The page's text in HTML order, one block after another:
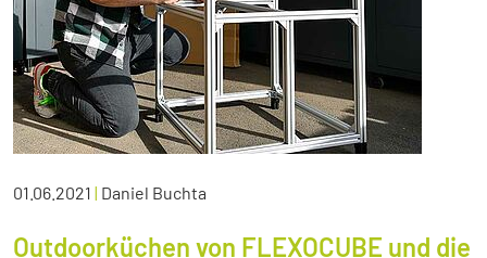
01.06.2021 | Daniel Buchta
Outdoorküchen von FLEXOCUBE und die